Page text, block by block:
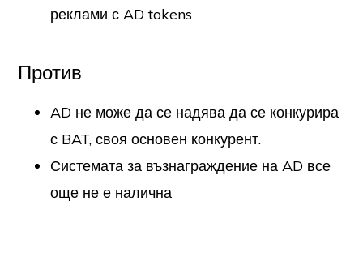
реклами с AD tokens
Против
AD не може да се надява да се конкурира
с BAT, своя основен конкурент.
Системата за възнаграждение на AD все
още не е налична